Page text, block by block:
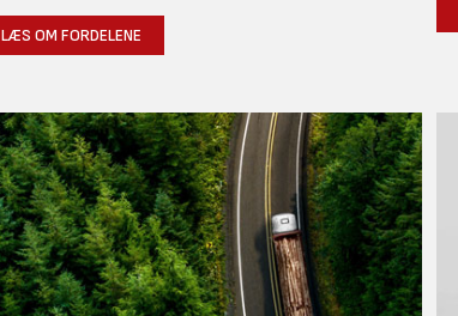
LÆS OM FORDELENE